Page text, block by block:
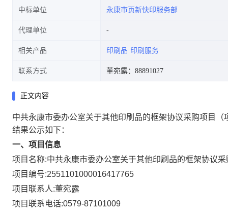
中标单位 永康市页新快印服务部
代理单位
相关产品 印刷品 印刷服务
联系方式 董宛露：88891027
正文内容
中共永康市委办公室关于其他印刷品的框架协议采购项目
结果公示如下：
一、项目信息
项目名称:中共永康市委办公室关于其他印刷品的框架协议采
项目编号:2551101000016417765
项目联系人:董宛露
项目联系电话:0579-87101009